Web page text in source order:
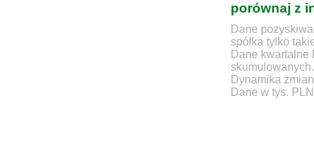
porównaj z
Dane
spółka tylko
Dane
skumulowanych.
Dynamika
Dane w tys. PLN